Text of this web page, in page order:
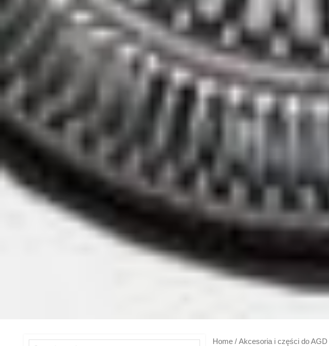
Home / Akcesoria i części do AGD